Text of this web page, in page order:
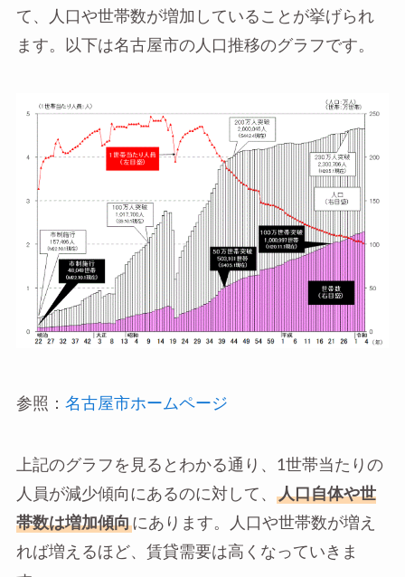
て、人口や世帯数が増加していることが挙げられ
ます。以下は名古屋市の人口推移のグラフです。
参照： 名古屋市ホームページ
上記のグラフを見るとわかる通り、1世帯当たりの
人員が減少傾向にあるのに対して、
人口自体や世
帯数は増加傾向にあります。人口や世帯数が増え
れば増えるほど、賃貸需要は高くなっていきま